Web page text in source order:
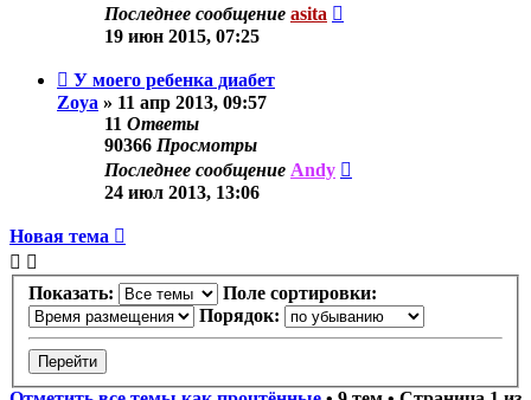
Последнее сообщение asita
19 июн 2015, 07:25
У моего ребенка диабет
Zoya » 11 апр 2013, 09:57
11 Ответы
90366 Просмотры
Последнее сообщение Andy
24 июл 2013, 13:06
Новая тема
Показать:
Поле сортировки:
Порядок: